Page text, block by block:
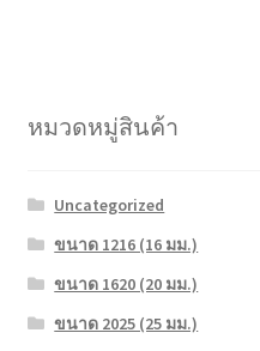
หมวดหมู่สินค้า
Uncategorized
ขนาด 1216 (16 มม.)
ขนาด 1620 (20 มม.)
ขนาด 2025 (25 มม.)